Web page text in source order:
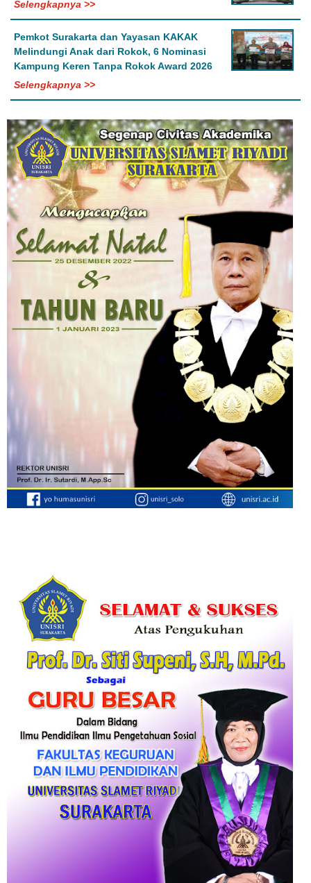
Selengkapnya >>
Pemkot Surakarta dan Yayasan KAKAK
Melindungi Anak dari Rokok, 6 Nominasi
Kampung Keren Tanpa Rokok Award 2026
Selengkapnya >>